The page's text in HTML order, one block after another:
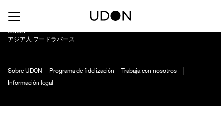
UDON
アジア人 フードラバーズ
Sobre UDON Programa de fidelización
Trabaja con nosotros
Información legal